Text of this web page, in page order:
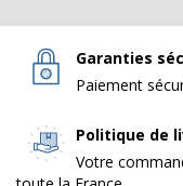
Garanties
Paiement
Politique de
Votre